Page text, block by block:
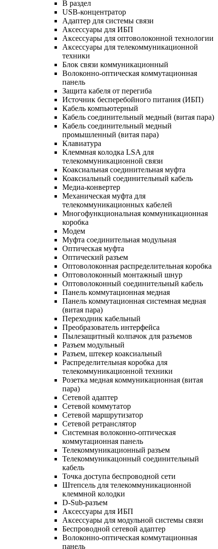
В раздел
USB-концентратор
Адаптер для системы связи
Аксессуары для ИБП
Аксессуары для оптоволоконной технологии
Аксессуары для телекоммуникационной
техники
Блок связи коммуникационный
Волоконно-оптическая коммутационная
панель
Защита кабеля от перегиба
Источник бесперебойного питания (ИБП)
Кабель компьютерный
Кабель соединительный медный (витая пара)
Кабель соединительный медный
промышленный (витая пара)
Клавиатура
Клеммная колодка LSA для
телекоммуникационной связи
Коаксиальная соединительная муфта
Коаксиальный соединительный кабель
Медиа-конвертер
Механическая муфта для
телекоммуникационных кабелей
Многофункциональная коммуникационная
коробка
Модем
Муфта соединительная модульная
Оптическая муфта
Оптический разъем
Оптоволоконная распределительная коробка
Оптоволоконный монтажный шнур
Оптоволоконный соединительный кабель
Панель коммутационная медная
Панель коммутационная системная медная
(витая пара)
Переходник кабельный
Преобразователь интерфейса
Пылезащитный колпачок для разъемов
Разъем модульный
Разъем, штекер коаксиальный
Распределительная коробка для
телекоммуникационной техники
Розетка медная коммуникационная (витая
пара)
Сетевой адаптер
Сетевой коммутатор
Сетевой маршрутизатор
Сетевой ретранслятор
Системная волоконно-оптическая
коммутационная панель
Телекоммуникационный разъем
Телекоммуникацонный соединительный
кабель
Точка доступа беспроводной сети
Штепсель для телекоммуникационной
клеммной колодки
D-Sub-разъем
Аксессуары для ИБП
Аксессуары для модульной системы связи
Беспроводной сетевой адаптер
Волоконно-оптическая коммутационная
панель